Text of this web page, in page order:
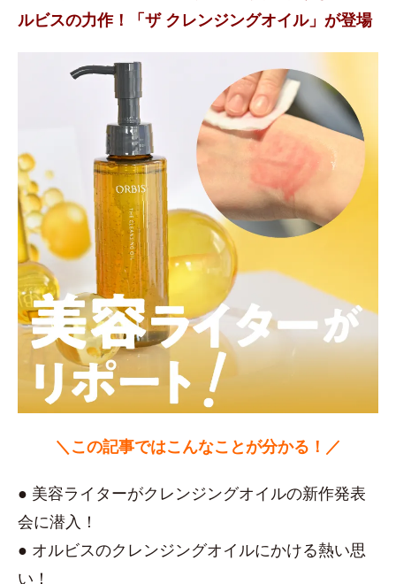
ルビスの力作！「ザ クレンジングオイル」が登場
＼この記事ではこんなことが分かる！／
● 美容ライターがクレンジングオイルの新作発表
会に潜入！
● オルビスのクレンジングオイルにかける熱い思
い！